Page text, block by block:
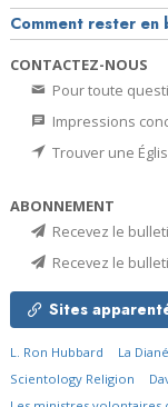
Comment rester en
CONTACTEZ-NOUS
Pour toute
Impressions
Trouver une
ABONNEMENT
Recevez le
Recevez le
Sites
L. Ron Hubbard La
Scientology Religion